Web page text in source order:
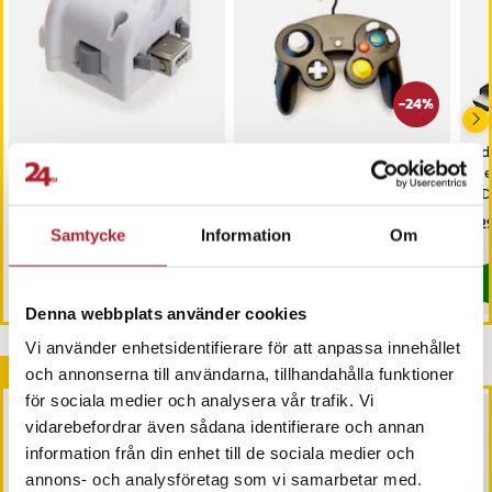
Samtycke Information Om
Denna webbplats använder cookies
Vi använder enhetsidentifierare för att anpassa innehållet
och annonserna till användarna, tillhandahålla funktioner
för sociala medier och analysera vår trafik. Vi
vidarebefordrar även sådana identifierare och annan
information från din enhet till de sociala medier och
annons- och analysföretag som vi samarbetar med.
med Nintendo Wii - Vit
:129 kr
129 kr
I lager, levereras inom 1-2 vardagar
-24%
Wii- och Gamecube-
kompatibel handkontroll
Nuvarande pris
159 krTidigare pris 209 kr
159 kr
I lager, levereras inom 1-2 vardagar
Andra köpte också